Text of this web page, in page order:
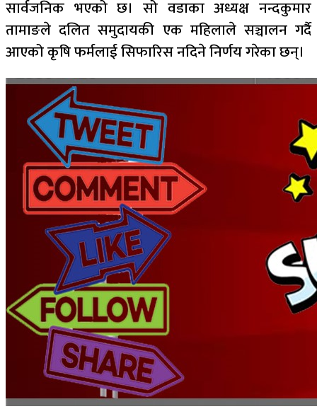
सार्वजनिक भएको छ। सो वडाका अध्यक्ष नन्दकुमार
तामाङले दलित समुदायकी एक महिलाले सञ्चालन गर्दै
आएको कृषि फर्मलाई सिफारिस नदिने निर्णय गरेका छन्।